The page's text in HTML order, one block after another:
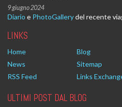
9 giugno 2024
Diario e PhotoGallerydel recente
LINKS
Home Blog
News
Sitemap
RSS Feed
Links
ULTIMI POST DAL BLOG